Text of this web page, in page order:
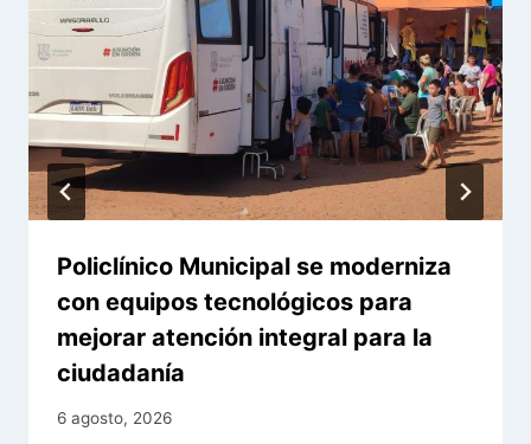
Policlínico Municipal se moderniza
con equipos tecnológicos para
mejorar atención integral para la
ciudadanía
6 agosto, 2026